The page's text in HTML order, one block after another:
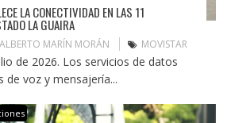
LA CONECTIVIDAD EN LAS 11
LA GUAIRA
ALBERTO MARÍN MORÁN MOVISTAR
de 2026. Los servicios de datos
de voz y mensajería...